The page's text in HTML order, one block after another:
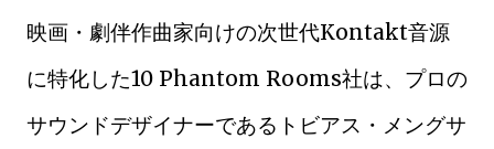
映画・劇伴作曲家向けの次世代Kontakt音源
に特化した10 Phantom Rooms社は、プロの
サウンドデザイナーであるトビアス・メングサ